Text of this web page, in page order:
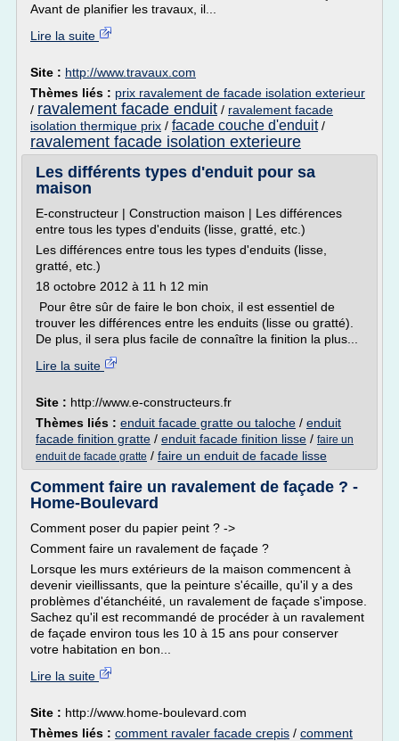
Avant de planifier les travaux, il...
Lire la suite
Site : http://www.travaux.com
Thèmes liés : prix ravalement de facade isolation exterieur
/ ravalement facade enduit / ravalement facade
isolation thermique prix / facade couche d'enduit/
ravalement facade isolation exterieure
Les différents types d'enduit pour sa
maison
E-constructeur | Construction maison | Les différences
entre tous les types d'enduits (lisse, gratté, etc.)
Les différences entre tous les types d'enduits (lisse,
gratté, etc.)
18 octobre 2012 à 11 h 12 min
Pour être sûr de faire le bon choix, il est essentiel de
trouver les différences entre les enduits (lisse ou gratté).
De plus, il sera plus facile de connaître la finition la plus...
Lire la suite
Site : http://www.e-constructeurs.fr
Thèmes liés : enduit facade gratte ou taloche / enduit
facade finition gratte / enduit facade finition lisse / faire un
enduit de facade gratte / faire un enduit de facade lisse
Comment faire un ravalement de façade ? -
Home-Boulevard
Comment poser du papier peint ? ->
Comment faire un ravalement de façade ?
Lorsque les murs extérieurs de la maison commencent à
devenir vieillissants, que la peinture s'écaille, qu'il y a des
problèmes d'étanchéité, un ravalement de façade s'impose.
Sachez qu'il est recommandé de procéder à un ravalement
de façade environ tous les 10 à 15 ans pour conserver
votre habitation en bon...
Lire la suite
Site : http://www.home-boulevard.com
Thèmes liés : comment ravaler facade crepis / comment